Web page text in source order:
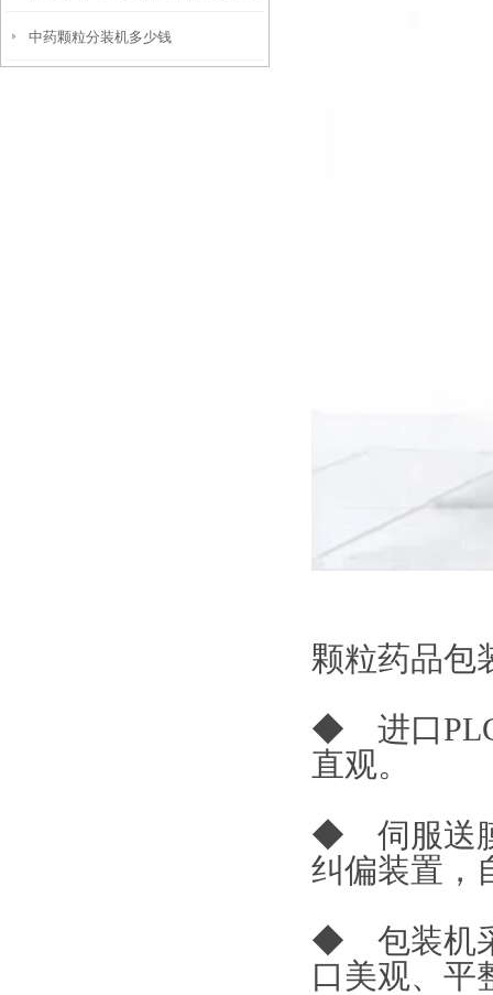
品金属检测机
中药颗粒分装机多少钱
颗粒药品包
◆ 进口PLC
直观。
◆ 伺服送膜
纠偏装置，
◆ 包装机采
口美观、平